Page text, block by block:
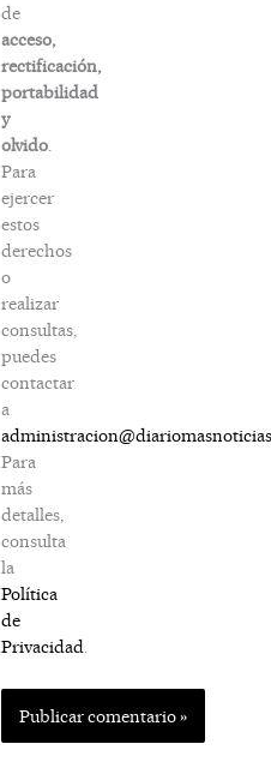
de
acceso,
rectificación,
portabilidad
y
olvido
Para
ejercer
estos
derechos
o
realizar
consultas,
puedes
contactar
a
Para
más
detalles,
consulta
la
Política
de
Privacidad